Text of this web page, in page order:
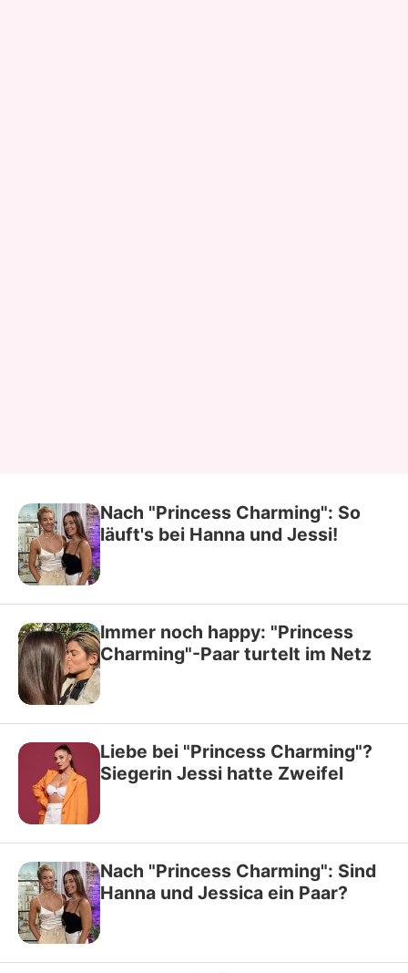
Nach "Princess Charming": So
läuft's bei Hanna und Jessi!
Immer noch happy: "Princess
Charming"-Paar turtelt im Netz
Liebe bei "Princess Charming"?
Siegerin Jessi hatte Zweifel
Nach "Princess Charming": Sind
Hanna und Jessica ein Paar?